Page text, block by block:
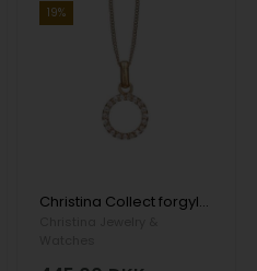
19%
Christina Collect forgyldt sterling sølv Topaz Circle Smukt cirkel vedhæng besat af 20 hvide topaz, model 680-G06